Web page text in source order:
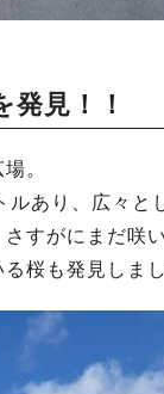
見！！
。
あり、広々と
すがにまだ咲
桜も発見しまし